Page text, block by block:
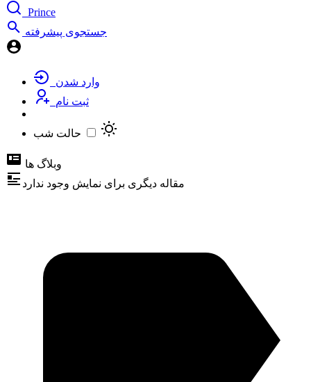
Prince
جستجوی پیشرفته
وارد شدن
ثبت نام
حالت شب
وبلاگ ها
مقاله دیگری برای نمایش وجود ندارد